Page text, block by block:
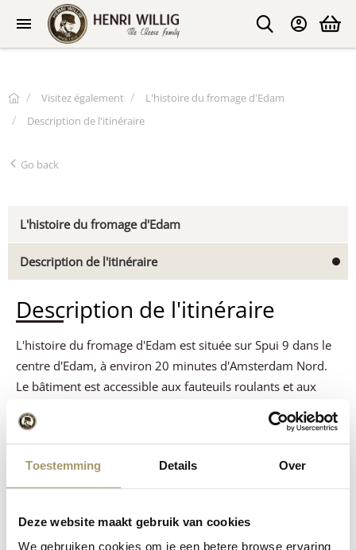
Toestemming Details Over
Deze website maakt gebruik van cookies
We gebruiken cookies om je een betere browse ervaring
Visitez également
L'histoire du fromage d'Edam
Description de l'itinéraire
Go back
L'histoire du fromage d'Edam
Description de l'itinéraire
Description de l'itinéraire
L'histoire du fromage d'Edam est située sur Spui 9 dans le
centre d'Edam, à environ 20 minutes d'Amsterdam Nord.
Le bâtiment est accessible aux fauteuils roulants et aux
Transports publics
Les bus EBS partent d'Amsterdam (côté IJ de la gare
centrale) en direction d'Edam et de Hoorn ; la meilleure
correspondance est la ligne 314, mais vous pouvez